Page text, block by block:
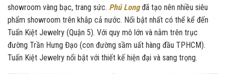
showroom vàng bạc, trang sức. Phú Longđã tạo nên nhiều siêu
phẩm showroom trên khắp cả nước. Nổi bật nhất có thể kể đến
Tuấn Kiệt Jewelry (Quận 5). Với quy mô lớn và nằm trên trục
đường Trần Hưng Đạo (con đường sầm uất hàng đầu TPHCM).
Tuấn Kiệt Jewelry nổi bật với thiết kế hiện đại và sang trọng.